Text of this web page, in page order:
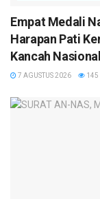
Empat Medali
Harapan Pati
Kancah Nasional
7 AGUSTUS 2026 145